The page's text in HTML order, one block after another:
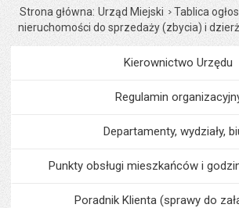
Strona główna Urząd Miejski Tablica
nieruchomości do sprzedaży (zbycia) i
Menu
Kierownictwo Urzędu
Regulamin
Departamenty, wydziały,
Punkty obsługi mieszkańców i
Poradnik Klienta (sprawy do